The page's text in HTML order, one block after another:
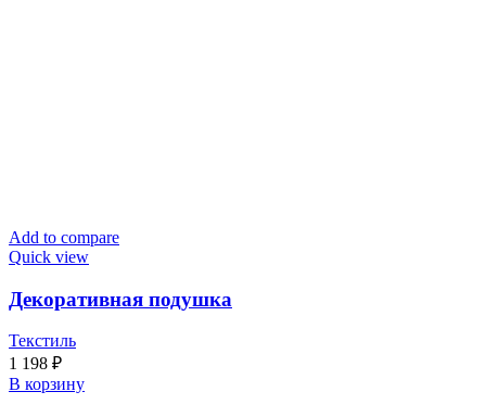
Add to compare
Quick view
Декоративная подушка
Текстиль
1 198 ₽
В корзину